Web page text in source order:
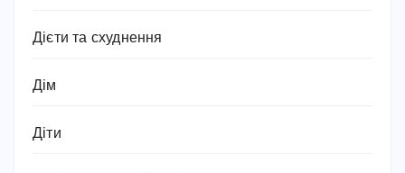
Дієти та схуднення
Дім
Діти